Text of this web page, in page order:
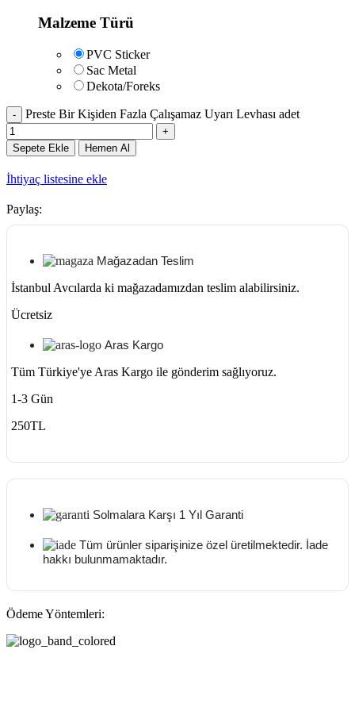
Malzeme Türü
PVC Sticker
Sac Metal
Dekota/Foreks
Preste Bir Kişiden Fazla Çalışamaz Uyarı Levhası adet
Sepete Ekle Hemen Al
İhtiyaç listesine ekle
Paylaş:
Mağazadan Teslim
İstanbul Avcılarda ki mağazadamızdan teslim alabilirsiniz.
Ücretsiz
Aras Kargo
Tüm Türkiye'ye Aras Kargo ile gönderim sağlıyoruz.
1-3 Gün
250TL
Solmalara Karşı 1 Yıl Garanti
Tüm ürünler siparişinize özel üretilmektedir. İade
hakkı bulunmamaktadır.
Ödeme Yöntemleri: